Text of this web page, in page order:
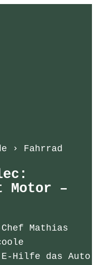
› Fahrrad
Motor –
Mathias
Hilfe das Auto